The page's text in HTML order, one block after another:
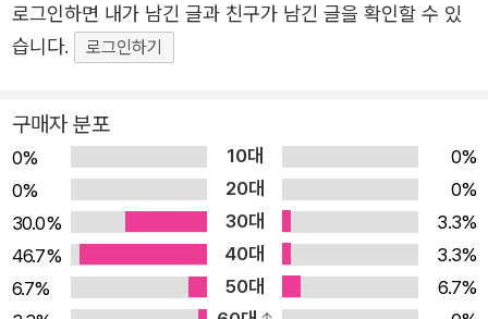
버지가 남긴 세계 지도를 들여다본다. 언젠가는 배를 타고
먼 곳으로 가 드넓은 세상을 마음껏 구경하길 꿈꾼다. 그러
당한다. 양조장에서 일할 때 알게 된 페치카 아저씨(최재형)
의 소개로 고기를 가공하는 공장으로 출근하게 된 용남은 그
곳에서 박씨 아저씨의 친구였다는 이상설을 만난다. 그로부
터 박씨 아저씨의 죽음이 조선 독립운동과 연관되어 있음을
알게 된다. 그리고 이상설은 용남과 용남의 어머니에게 거절
할 수 없는 제안을 한다. 이 작품은 고종황제의 밀명을 받아
로그인하면 내가 남긴 글과 친구가 남긴 글을 확인할 수 있
습니다.
로그인하기
구매자 분포
0% 10대
0%
0%
20대
0%
30.0%
30대
3.3%
46.7%
40대
3.3%
6.7%
50대
6.7%